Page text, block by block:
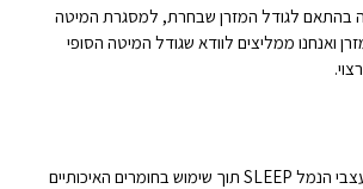
בהתאם לגודל המזרן שבחרת, למסגרת המיטה
ואנחנו ממליצים לוודא שגודל המיטה הסופי
עיצוב בלעדי של מעצבי הנמל SLEEP תוך שימוש בחומרים האיכותיים